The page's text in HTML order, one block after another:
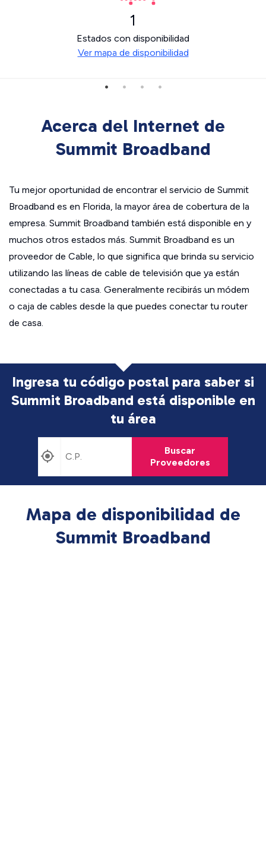
1
Estados con disponibilidad
Ver mapa de disponibilidad
Acerca del Internet de
Summit Broadband
Tu mejor oportunidad de encontrar el servicio de Summit
Broadband es en Florida, la mayor área de cobertura de la
empresa. Summit Broadband también está disponible en y
muchos otros estados más. Summit Broadband es un
proveedor de Cable, lo que significa que brinda su servicio
utilizando las líneas de cable de televisión que ya están
conectadas a tu casa. Generalmente recibirás un módem
o caja de cables desde la que puedes conectar tu router
de casa.
Ingresa tu código postal para saber si
Summit Broadband está disponible en
tu área
Buscar
Proveedores
Mapa de disponibilidad de
Summit Broadband